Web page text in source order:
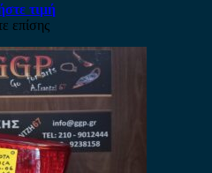
τιμή
επίσης